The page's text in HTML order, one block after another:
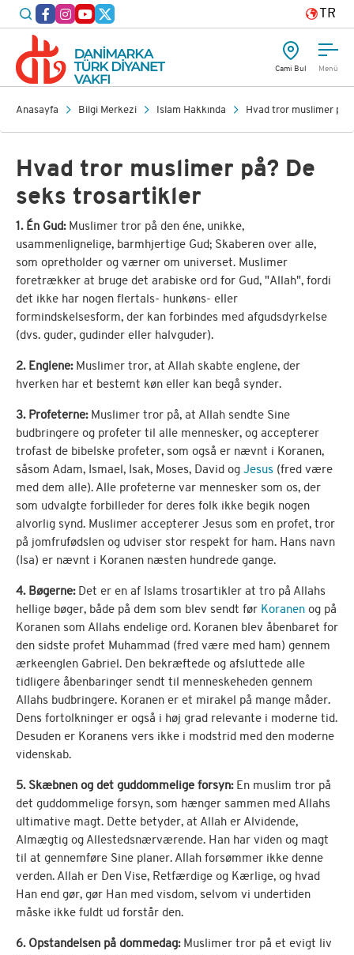
TR
Menü
Cami Bul
Anasayfa Bilgi Merkezi İslam Hakkında Hvad tror muslimer
Hvad tror muslimer på? De
seks trosartikler
1. Én Gud: Muslimer tror på den éne, unikke,
usammenlignelige, barmhjertige Gud; Skaberen over alle,
som opretholder og værner om universet. Muslimer
foretrækker at bruge det arabiske ord for Gud, "Allah", fordi
det ikke har nogen flertals- hunkøns- eller
formindskelsesform, der kan forbindes med afgudsdyrkelse
(dvs. guder, gudinder eller halvguder).
2. Englene:Muslimer tror, ​​at Allah skabte englene, der
hverken har et bestemt køn eller kan begå synder.
3. Profeterne:Muslimer tror på, at Allah sendte Sine
budbringere og profeter til alle mennesker, og accepterer
trofast de bibelske profeter, som også er nævnt i Koranen,
såsom Adam, Ismael, Isak, Moses, David og Jesus (fred være
med dem alle). Alle profeterne var mennesker som os, der
som udvalgte forbilleder for deres folk ikke begik nogen
alvorlig synd. Muslimer accepterer Jesus som en profet, tror
på jomfrufødslen og udviser stor respekt for ham. Hans navn
(Isa) er nævnt i Koranen næsten hundrede gange.
4. Bøgerne:Det er en af Islams trosartikler at tro på Allahs
hellige bøger, både på dem som blev sendt før Koranen og på
Koranen som Allahs endelige ord. Koranen blev åbenbaret for
den sidste profet Muhammad (fred være med ham) gennem
ærkeenglen Gabriel. Den bekræftede og afsluttede alle
tidligere åbenbaringer sendt til menneskeheden gennem
Allahs budbringere. Koranen er et mirakel på mange måder.
Dens fortolkninger er også i høj grad relevante i moderne tid.
Desuden er Koranens vers ikke i modstrid med den moderne
videnskab.
5. Skæbnen og det guddommelige forsyn:En muslim tror på
det guddommelige forsyn, som hænger sammen med Allahs
ultimative magt. Dette betyder, at Allah er Alvidende,
Almægtig og Allestedsnærværende. Han har viden og magt
til at gennemføre Sine planer. Allah forsømmer ikke denne
verden. Allah er Den Vise, Retfærdige og Kærlige, og hvad
Han end gør, gør Han med visdom, selvom vi undertiden
måske ikke fuldt ud forstår den.
6. Opstandelsen på dommedag:Muslimer tror på et evigt liv